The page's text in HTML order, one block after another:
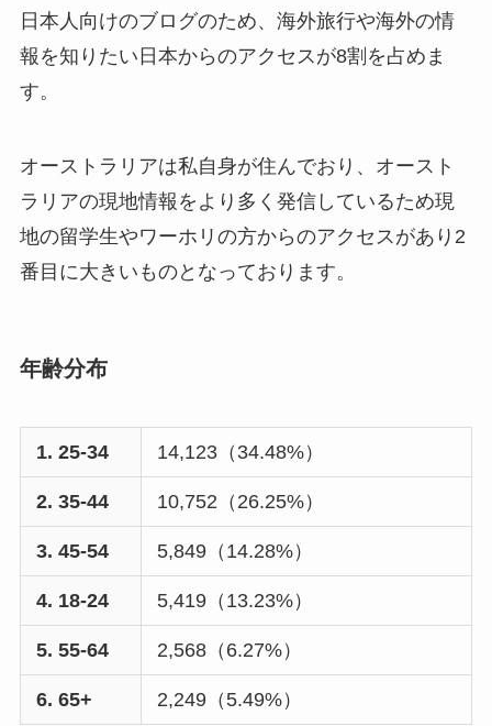
日本人向けのブログのため、海外旅行や海外の情
報を知りたい日本からのアクセスが8割を占めま
す。
オーストラリアは私自身が住んでおり、オースト
ラリアの現地情報をより多く発信しているため現
地の留学生やワーホリの方からのアクセスがあり2
番目に大きいものとなっております。
年齢分布
1. 25-34 14,123（34.48%）
2. 35-44 10,752（26.25%）
3. 45-54 5,849（14.28%）
4. 18-24 5,419（13.23%）
5. 55-64 2,568（6.27%）
6. 65+ 2,249（5.49%）